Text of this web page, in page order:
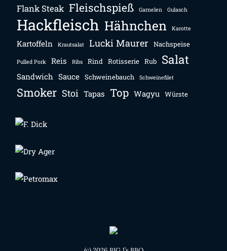
Flank Steak Fleischspieß Garnelen Gulasch
Hackfleisch Hähnchen Karotte
Kartoffeln Krautsalat Lucki Maurer Nachspeise
Pulled Pork Reis Ribs Rind Rotisserie Rub Salat
Sandwich Sauce Schweinebauch Schweinefilet
Smoker Stoi Tapas Top Wagyu Würste